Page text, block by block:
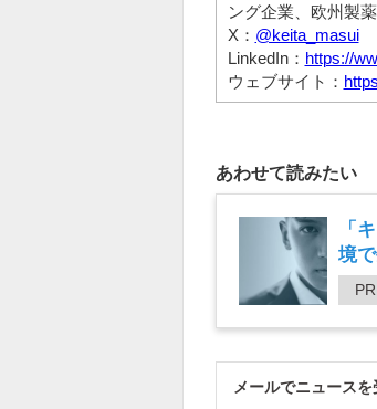
ング企業、欧州製
X： @keita_masui
LinkedIn： https://
ウェブサイト：
あわせて読みたい
「
境
PR
メールでニュースを